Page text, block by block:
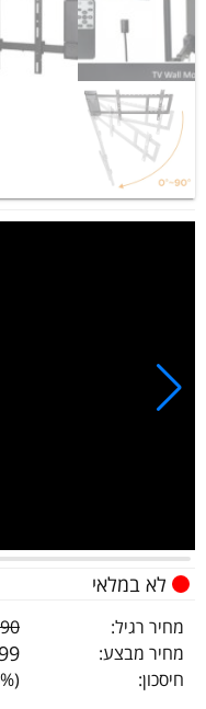
לא במלאי
מחיר רגיל:
מחיר מבצע:
חיסכון: (69.15%) 1791 ₪